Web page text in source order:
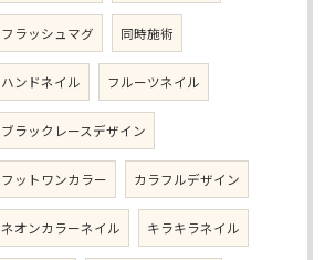
フラッシュマグ 同時施術
ハンドネイル フルーツネイル
ブラックレースデザイン
フットワンカラー カラフルデザイン
ネオンカラーネイル キラキラネイル